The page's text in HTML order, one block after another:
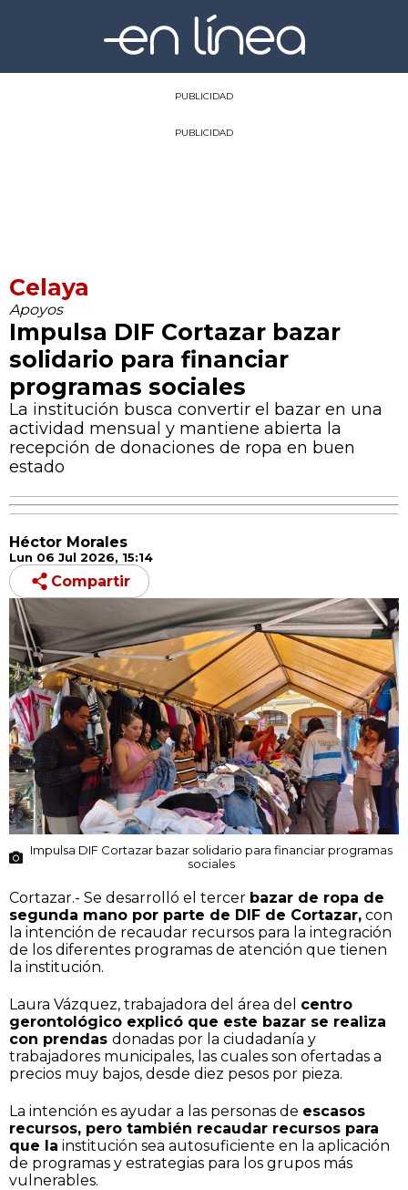
PUBLICIDAD
PUBLICIDAD
Celaya
Apoyos
Impulsa DIF Cortazar bazar
solidario para financiar
programas sociales
La institución busca convertir el bazar en una
actividad mensual y mantiene abierta la
recepción de donaciones de ropa en buen
estado
Héctor Morales
Lun 06 Jul 2026, 15:14
Compartir
Impulsa DIF Cortazar bazar solidario para financiar programas
sociales
Cortazar.- Se desarrolló el tercer bazar de ropa de
segunda mano por parte de DIF de Cortazar, con
la intención de recaudar recursos para la integración
de los diferentes programas de atención que tienen
la institución.
Laura Vázquez, trabajadora del área del centro
gerontológico explicó que este bazar se realiza
con prendas donadas por la ciudadanía y
trabajadores municipales, las cuales son ofertadas a
precios muy bajos, desde diez pesos por pieza.
La intención es ayudar a las personas de escasos
recursos, pero también recaudar recursos para
que la institución sea autosuficiente en la aplicación
de programas y estrategias para los grupos más
vulnerables.